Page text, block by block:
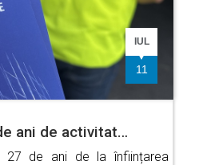
IUL
11
ani de activitat…
27 de ani de la înființarea